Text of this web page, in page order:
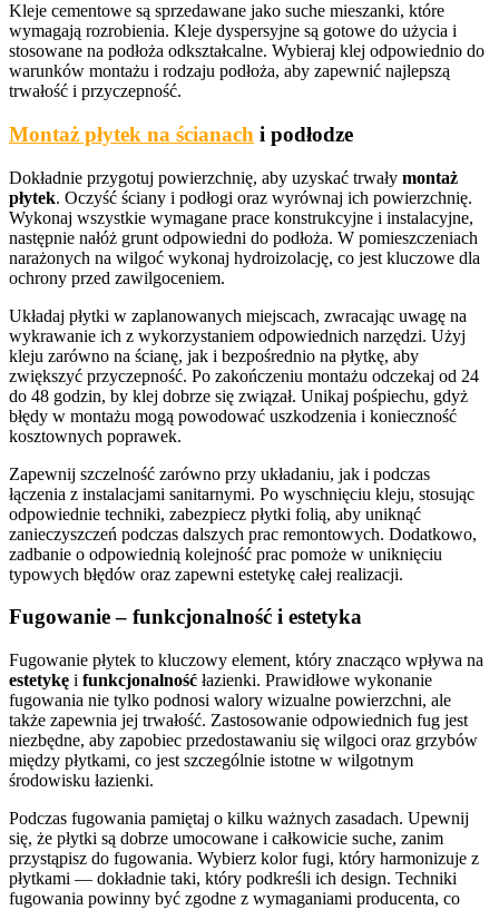
Kleje cementowe są sprzedawane jako suche mieszanki, które
wymagają rozrobienia. Kleje dyspersyjne są gotowe do użycia i
stosowane na podłoża odkształcalne. Wybieraj klej odpowiednio do
warunków montażu i rodzaju podłoża, aby zapewnić najlepszą
trwałość i przyczepność.
Montaż płytek na ścianach i podłodze
Dokładnie przygotuj powierzchnię, aby uzyskać trwały montaż
płytek. Oczyść ściany i podłogi oraz wyrównaj ich powierzchnię.
Wykonaj wszystkie wymagane prace konstrukcyjne i instalacyjne,
następnie nałóż grunt odpowiedni do podłoża. W pomieszczeniach
narażonych na wilgoć wykonaj hydroizolację, co jest kluczowe dla
ochrony przed zawilgoceniem.
Układaj płytki w zaplanowanych miejscach, zwracając uwagę na
wykrawanie ich z wykorzystaniem odpowiednich narzędzi. Użyj
kleju zarówno na ścianę, jak i bezpośrednio na płytkę, aby
zwiększyć przyczepność. Po zakończeniu montażu odczekaj od 24
do 48 godzin, by klej dobrze się związał. Unikaj pośpiechu, gdyż
błędy w montażu mogą powodować uszkodzenia i konieczność
kosztownych poprawek.
Zapewnij szczelność zarówno przy układaniu, jak i podczas
łączenia z instalacjami sanitarnymi. Po wyschnięciu kleju, stosując
odpowiednie techniki, zabezpiecz płytki folią, aby uniknąć
zanieczyszczeń podczas dalszych prac remontowych. Dodatkowo,
zadbanie o odpowiednią kolejność prac pomoże w uniknięciu
typowych błędów oraz zapewni estetykę całej realizacji.
Fugowanie – funkcjonalność i estetyka
Fugowanie płytek to kluczowy element, który znacząco wpływa na
estetykę i funkcjonalność łazienki. Prawidłowe wykonanie
fugowania nie tylko podnosi walory wizualne powierzchni, ale
także zapewnia jej trwałość. Zastosowanie odpowiednich fug jest
niezbędne, aby zapobiec przedostawaniu się wilgoci oraz grzybów
między płytkami, co jest szczególnie istotne w wilgotnym
środowisku łazienki.
Podczas fugowania pamiętaj o kilku ważnych zasadach. Upewnij
się, że płytki są dobrze umocowane i całkowicie suche, zanim
przystąpisz do fugowania. Wybierz kolor fugi, który harmonizuje z
płytkami — dokładnie taki, który podkreśli ich design. Techniki
fugowania powinny być zgodne z wymaganiami producenta, co